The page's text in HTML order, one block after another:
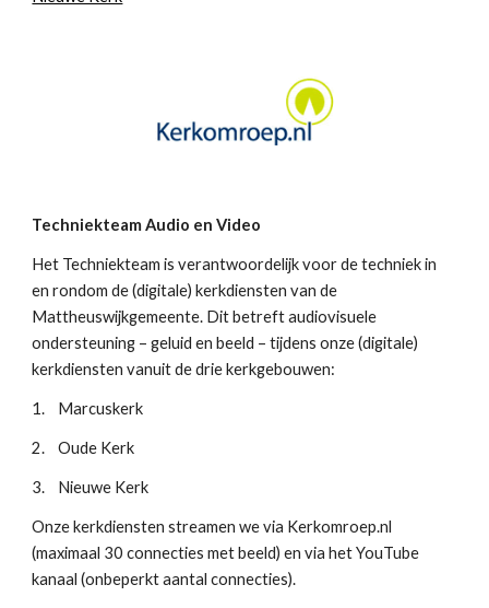
Techniekteam Audio en Video
Het Techniekteam is verantwoordelijk voor de techniek in
en rondom de (digitale) kerkdiensten van de
Mattheuswijkgemeente. Dit betreft audiovisuele
ondersteuning – geluid en beeld – tijdens onze (digitale)
kerkdiensten vanuit de drie kerkgebouwen:
1. Marcuskerk
2. Oude Kerk
3. Nieuwe Kerk
Onze kerkdiensten streamen we via Kerkomroep.nl
(maximaal 30 connecties met beeld) en via het YouTube
kanaal (onbeperkt aantal connecties).